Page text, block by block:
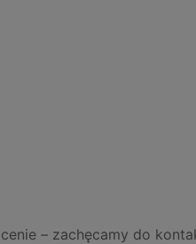
– zachęcamy do